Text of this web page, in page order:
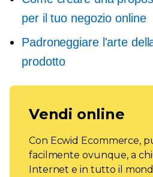
per il tuo negozio online
Padroneggiare l'arte
prodotto
Vendi online
Con Ecwid Ecommerce,
facilmente ovunque, a
Internet e in tutto il